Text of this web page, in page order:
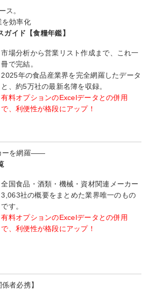
ス。
を効率化
イド【食糧年鑑】
市場分析から営業リスト作成まで、これ一
冊で完結。
2025年の食品産業界を完全網羅したデータ
と、約5万社の最新名簿を収録。
有料オプションのExcelデータとの併用
で、利便性が格段にアップ！
ーを網羅――
全国食品・酒類・機械・資材関連メーカー
3,063社の概要をまとめた業界唯一のもの
です。
有料オプションのExcelデータとの併用
で、利便性が格段にアップ！
者必携】